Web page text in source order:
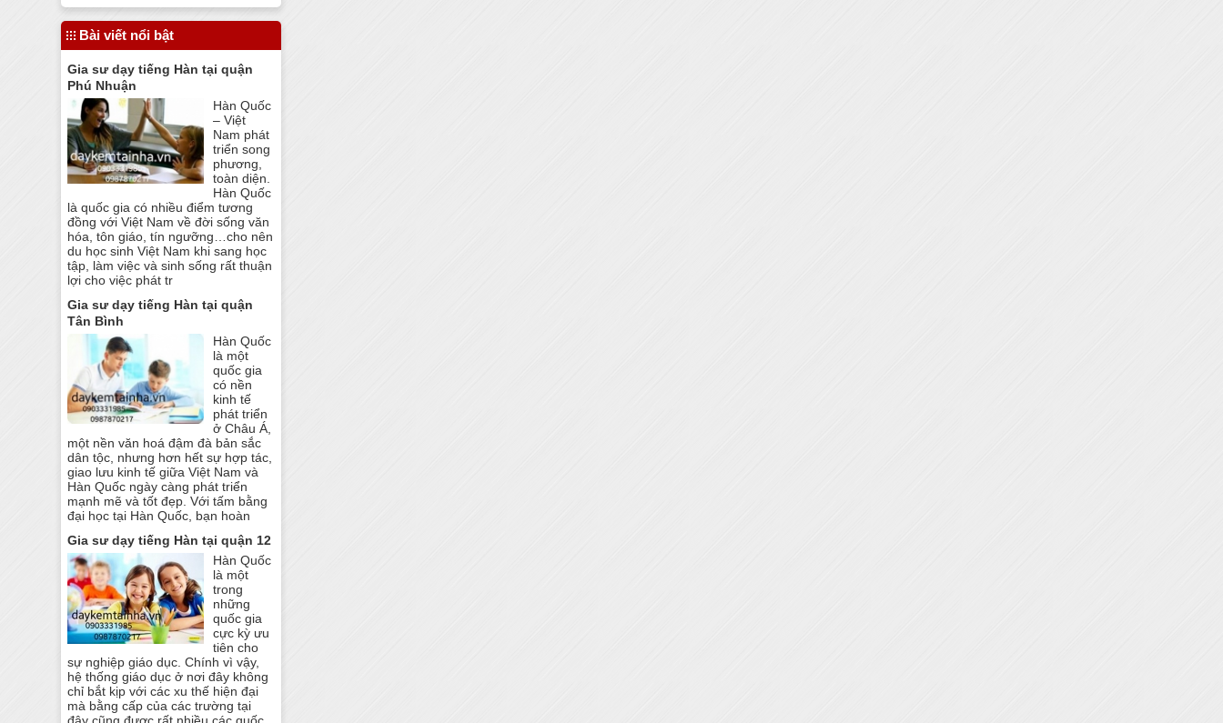
Bài viết nổi bật
Gia sư dạy tiếng Hàn tại quận
Phú Nhuận
Hàn Quốc
– Việt
Nam phát
triển song
phương,
toàn diện.
Hàn Quốc
là quốc gia có nhiều điểm tương
đồng với Việt Nam về đời sống văn
hóa, tôn giáo, tín ngưỡng…cho nên
du học sinh Việt Nam khi sang học
tập, làm việc và sinh sống rất thuận
lợi cho việc phát tr
Gia sư dạy tiếng Hàn tại quận
Tân Bình
Hàn Quốc
là một
quốc gia
có nền
kinh tế
phát triển
ở Châu Á,
một nền văn hoá đậm đà bản sắc
dân tộc, nhưng hơn hết sự hợp tác,
giao lưu kinh tế giữa Việt Nam và
Hàn Quốc ngày càng phát triển
mạnh mẽ và tốt đẹp. Với tấm bằng
đại học tại Hàn Quốc, bạn hoàn
Gia sư dạy tiếng Hàn tại quận 12
Hàn Quốc
là một
trong
những
quốc gia
cực kỳ ưu
tiên cho
sự nghiệp giáo dục. Chính vì vậy,
hệ thống giáo dục ở nơi đây không
chỉ bắt kịp với các xu thế hiện đại
mà bằng cấp của các trường tại
đây cũng được rất nhiều các quốc